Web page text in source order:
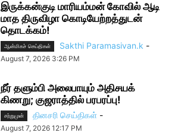
இருக்கன்குடி மாரியம்மன் கோவில் ஆடி
மாத திருவிழா கொடியேற்றத்துடன்
தொடக்கம்!
ஆன்மிகச் செய்திகள் Sakthi Paramasivan.k -
August 7, 2026 3:26 PM
நீர் தளும்பி அலைபாயும் அதிசயக்
கிணறு; குஜராத்தில் பரபரப்பு!
சற்றுமுன் தினசரி செய்திகள் -
August 7, 2026 12:17 PM